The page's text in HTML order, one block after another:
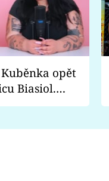
opět
Biasiol.
falešná a